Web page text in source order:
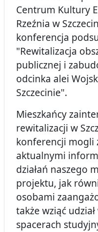
Centrum Kultury
Rzeźnia w
konferencja
"Rewitalizacja
publicznej i
odcinka alei
Szczecinie".
Mieszkańcy
rewitalizacji w
konferencji mogli
aktualnymi
działań naszego
projektu, jak
osobami
także wziąć
spacerach